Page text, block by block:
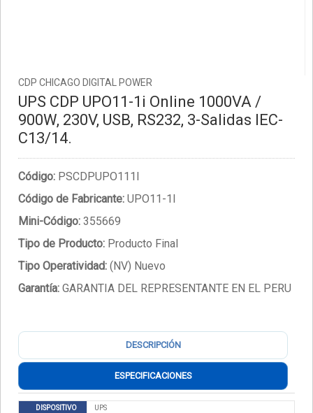
CDP CHICAGO DIGITAL POWER
UPS CDP UPO11-1i Online 1000VA /
900W, 230V, USB, RS232, 3-Salidas IEC-
C13/14.
Código: PSCDPUPO111I
Código de Fabricante: UPO11-1I
Mini-Código: 355669
Tipo de Producto: Producto Final
Tipo Operatividad: (NV) Nuevo
Garantía: GARANTIA DEL REPRESENTANTE EN EL PERU
DESCRIPCIÓN
ESPECIFICACIONES
DISPOSITIVO
UPS